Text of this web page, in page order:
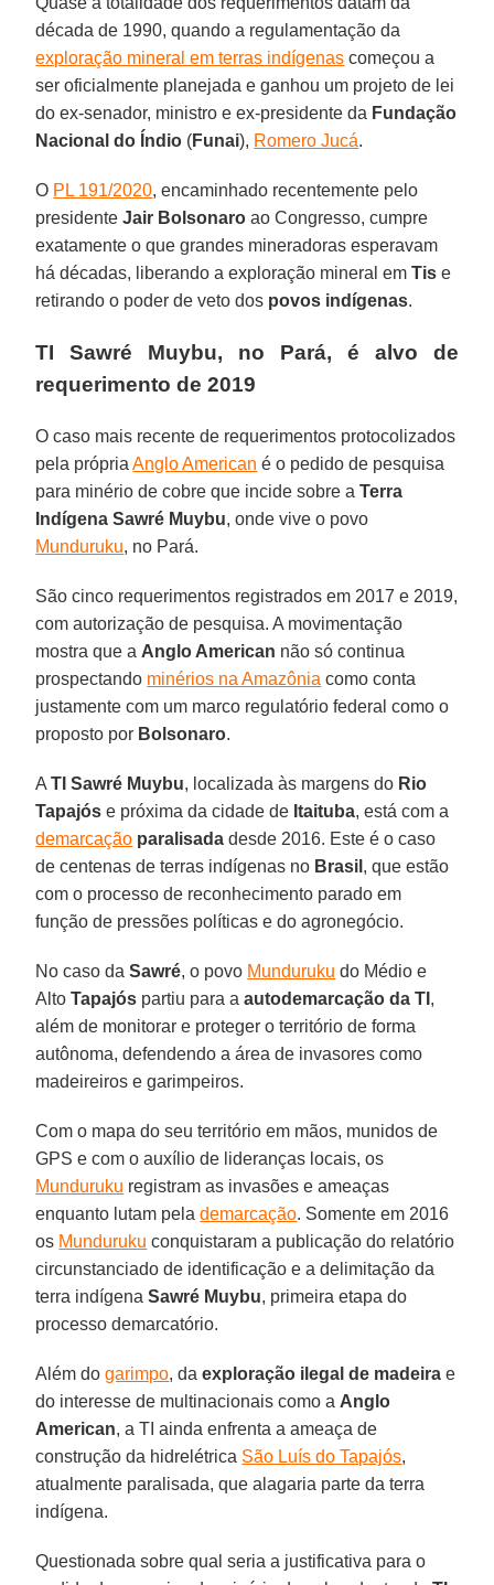
década de 1990, quando a regulamentação da
exploração mineral em terras indígenas começou a
ser oficialmente planejada e ganhou um projeto de lei
do ex-senador, ministro e ex-presidente da Fundação
Nacional do Índio (Funai), Romero Jucá.
O PL 191/2020, encaminhado recentemente pelo
presidenteJair Bolsonaro ao Congresso, cumpre
exatamente o que grandes mineradoras esperavam
há décadas, liberando a exploração mineral emTis e
retirando o poder de veto dos povos indígenas.
TI Sawré Muybu, no Pará, é alvo de
requerimento de 2019
O caso mais recente de requerimentos protocolizados
pela própriaAnglo American é o pedido de pesquisa
para minério de cobre que incide sobre aTerra
Indígena Sawré Muybu, onde vive o povo
Munduruku, no Pará.
São cinco requerimentos registrados em 2017 e 2019,
com autorização de pesquisa. A movimentação
mostra que a Anglo American não só continua
prospectando minérios na Amazônia como conta
justamente com um marco regulatório federal como o
proposto por Bolsonaro.
ATI Sawré Muybu, localizada às margens do Rio
Tapajós e próxima da cidade de Itaituba, está com a
demarcação paralisada desde 2016. Este é o caso
de centenas de terras indígenas no Brasil , que estão
com o processo de reconhecimento parado em
função de pressões políticas e do agronegócio.
No caso daSawré, o povo Munduruku do Médio e
AltoTapajós partiu para aautodemarcação da TI ,
além de monitorar e proteger o território de forma
autônoma, defendendo a área de invasores como
madeireiros e garimpeiros.
Com o mapa do seu território em mãos, munidos de
GPS e com o auxílio de lideranças locais, os
Munduruku registram as invasões e ameaças
enquanto lutam pelademarcação. Somente em 2016
os Munduruku conquistaram a publicação do relatório
circunstanciado de identificação e a delimitação da
terra indígenaSawré Muybu, primeira etapa do
processo demarcatório.
Além dogarimpo, daexploração ilegal de madeira e
do interesse de multinacionais como a Anglo
American, a TI ainda enfrenta a ameaça de
construção da hidrelétrica São Luís do Tapajós,
atualmente paralisada, que alagaria parte da terra
indígena.
Questionada sobre qual seria a justificativa para o